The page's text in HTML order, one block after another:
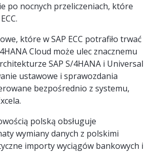
po nocnych przeliczeniach, które
które w SAP ECC potrafiło trwać
Cloud może ulec znacznemu
SAP S/4HANA i Universal
ustawowe i sprawozdania
bezpośrednio z systemu,
polską obsługuje
wymiany danych z polskimi
importy wyciągów bankowych i